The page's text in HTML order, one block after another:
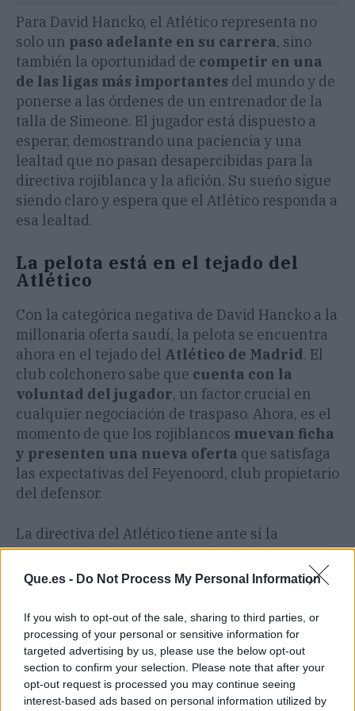
Que.es - Do Not Process My Personal Information
If you wish to opt-out of the sale, sharing to third parties, or
processing of your personal or sensitive information for
targeted advertising by us, please use the below opt-out
section to confirm your selection. Please note that after your
opt-out request is processed you may continue seeing
interest-based ads based on personal information utilized by
Para David Hancko, el Atlético representa no
solo un paso adelante en su carrera, sino
también la oportunidad de competir en una
de las ligas más importantes del mundo y de
ponerse a las órdenes de un entrenador de la
talla de Simeone. El jugador está dispuesto a
esperar, demostrando una paciencia y una
lealtad que no pasan desapercibidas para la
directiva rojiblanca y la afición. Su sueño sigue
siendo claro y espera que el Atlético responda a
esa lealtad.
La pelota está en el tejado del
Atlético
Con la categórica negativa de David Hancko a la
millonaria oferta saudí, la pelota se encuentra
ahora en el tejado del Atlético de Madrid. El
club colchonero sabe que cuenta con la
voluntad del jugador, un factor crucial en
cualquier negociación de traspaso. Ahora, es el
momento de que los rojiblancos muevan ficha
y presenten una nueva oferta que satisfaga
las expectativas del Feyenoord, club propietario
del defensor.
La directiva del Atlético tiene ante sí la
oportunidad de incorporar a un futbolista que
Simeone lleva tiempo deseando, y que ha
rojiblanco al rechazar una suma considerable
de dinero.El próximo paso delAtléticoserá
clavepara determinar si el sueño de David
Hancko de jugar en el Metropolitano se
convierte en realidad.